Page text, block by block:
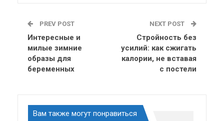
PREV POST
Интересные и
милые зимние
образы для
беременных
NEXT POST
Стройность без
усилий: как сжигать
калории, не вставая
с постели
Вам также могут понравиться